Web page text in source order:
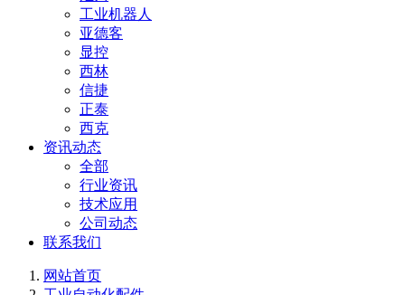
工业机器人
亚德客
显控
西林
信捷
正泰
西克
资讯动态
全部
行业资讯
技术应用
公司动态
联系我们
网站首页